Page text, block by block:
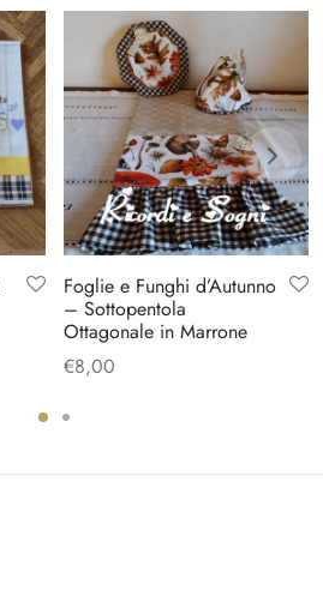
Foglie e Funghi d’Autunno
– Sottopentola
Ottagonale in Marrone
€8,00